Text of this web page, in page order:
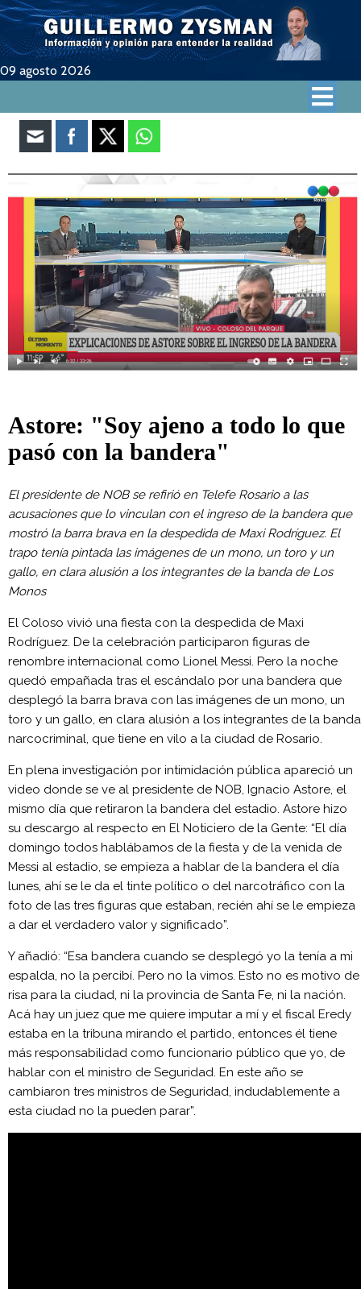
09 agosto 2026
Astore: "Soy ajeno a todo lo que
pasó con la bandera"
El presidente de NOB se refirió en Telefe Rosario a las
acusaciones que lo vinculan con el ingreso de la bandera que
mostró la barra brava en la despedida de Maxi Rodríguez. El
trapo tenía pintada las imágenes de un mono, un toro y un
gallo, en clara alusión a los integrantes de la banda de Los
Monos
El Coloso vivió una fiesta con la despedida de Maxi
Rodríguez. De la celebración participaron figuras de
renombre internacional como Lionel Messi. Pero la noche
quedó empañada tras el escándalo por una bandera que
desplegó la barra brava con las imágenes de un mono, un
toro y un gallo, en clara alusión a los integrantes de la banda
narcocriminal, que tiene en vilo a la ciudad de Rosario.
En plena investigación por intimidación pública apareció un
video donde se ve al presidente de NOB, Ignacio Astore, el
mismo día que retiraron la bandera del estadio. Astore hizo
su descargo al respecto en El Noticiero de la Gente: “El día
domingo todos hablábamos de la fiesta y de la venida de
Messi al estadio, se empieza a hablar de la bandera el día
lunes, ahí se le da el tinte político o del narcotráfico con la
foto de las tres figuras que estaban, recién ahí se le empieza
a dar el verdadero valor y significado”.
Y añadió: “Esa bandera cuando se desplegó yo la tenía a mi
espalda, no la percibí. Pero no la vimos. Esto no es motivo de
risa para la ciudad, ni la provincia de Santa Fe, ni la nación.
Acá hay un juez que me quiere imputar a mí y el fiscal Eredy
estaba en la tribuna mirando el partido, entonces él tiene
más responsabilidad como funcionario público que yo, de
hablar con el ministro de Seguridad. En este año se
cambiaron tres ministros de Seguridad, indudablemente a
esta ciudad no la pueden parar”.